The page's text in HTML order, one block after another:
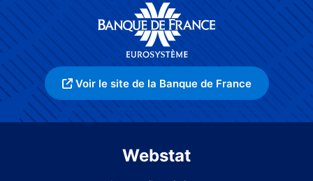
Voir le site de la Banque de France
Webstat